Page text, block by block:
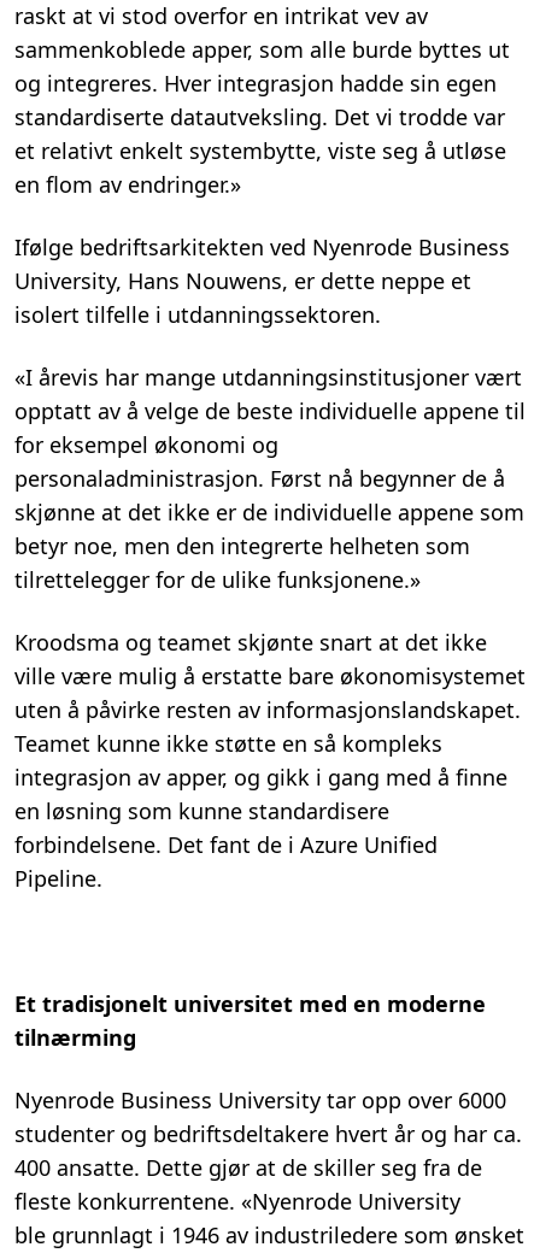
raskt at vi stod overfor en intrikat vev av
sammenkoblede apper, som alle burde byttes ut
og integreres. Hver integrasjon hadde sin egen
standardiserte datautveksling. Det vi trodde var
et relativt enkelt systembytte, viste seg å utløse
en flom av endringer.»
Ifølge bedriftsarkitekten ved Nyenrode Business
University, Hans Nouwens, er dette neppe et
isolert tilfelle i utdanningssektoren.
«I årevis har mange utdanningsinstitusjoner vært
opptatt av å velge de beste individuelle appene til
for eksempel økonomi og
personaladministrasjon. Først nå begynner de å
skjønne at det ikke er de individuelle appene som
betyr noe, men den integrerte helheten som
tilrettelegger for de ulike funksjonene.»
Kroodsma og teamet skjønte snart at det ikke
ville være mulig å erstatte bare økonomisystemet
uten å påvirke resten av informasjonslandskapet.
Teamet kunne ikke støtte en så kompleks
integrasjon av apper, og gikk i gang med å finne
en løsning som kunne standardisere
forbindelsene. Det fant de i Azure Unified
Pipeline.
Et tradisjonelt universitet med en moderne
tilnærming
Nyenrode Business University tar opp over 6000
studenter og bedriftsdeltakere hvert år og har ca.
400 ansatte. Dette gjør at de skiller seg fra de
fleste konkurrentene. «Nyenrode University
ble grunnlagt i 1946 av industriledere som ønsket